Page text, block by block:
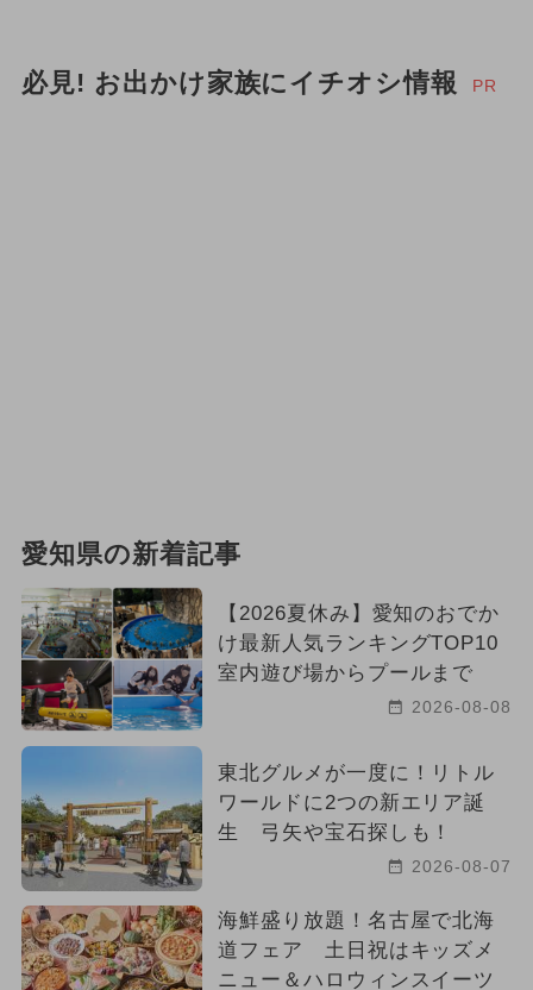
必見! お出かけ家族にイチオシ情報 PR
愛知県の新着記事
【2026夏休み】愛知のおでか
け最新人気ランキングTOP10
室内遊び場からプールまで
2026-08-08
東北グルメが一度に！リトル
ワールドに2つの新エリア誕
生 弓矢や宝石探しも！
2026-08-07
海鮮盛り放題！名古屋で北海
道フェア 土日祝はキッズメ
ニュー＆ハロウィンスイーツ